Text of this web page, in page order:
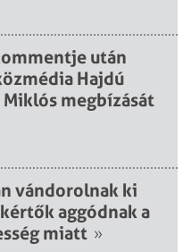
után
Hajdú
Miklós megbízását
vándorolnak ki
aggódnak a
miatt »